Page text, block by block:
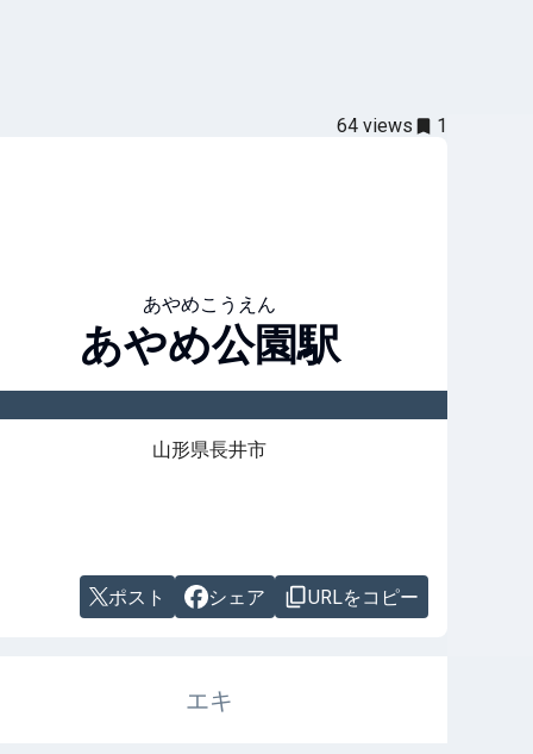
64 views 1
あやめこうえん
あやめ公園駅
山形県長井市
ポスト シェア URLをコピー
エキ